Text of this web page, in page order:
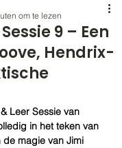
9 – Een
Hendrix-
om te lezen
Leer Sessie van
in het teken van
magie van Jimi